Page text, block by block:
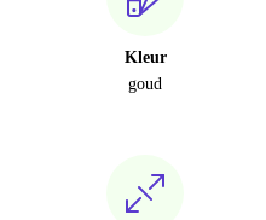
Kleur
goud